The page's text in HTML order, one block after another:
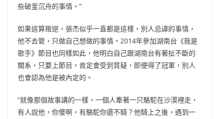
些破釜沉舟的事情。”
如果這算叛逆，張杰似乎一直都是這樣，別人忌諱的事情，
他不去管，只做自己想做的事情。2014年參加湖南台《我是
歌手》節目也同樣如此，他明白自己跟湖南台有著扯不斷的
關系，只要上節目，肯定會受到質疑，即便得了冠軍，別人
也會認為他是被內定的。
“就像那個故事講的一樣，一個人牽著一只駱駝在沙漠裡走，
有人說他，你傻啊，有駱駝你還不騎？他騎上之後，遇到一